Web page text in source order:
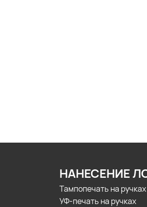
НАНЕСЕНИЕ
Тампопечать на ручках
УФ-печать на ручках